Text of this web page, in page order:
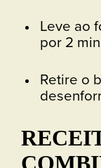
Leve ao
por 2
Retire o